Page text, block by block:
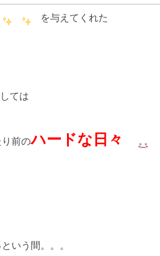
を与えてくれた
ては
前のハードな日々
いう間。。。